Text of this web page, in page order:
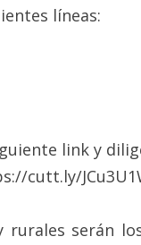
líneas:
link y
cutt.ly/
serán